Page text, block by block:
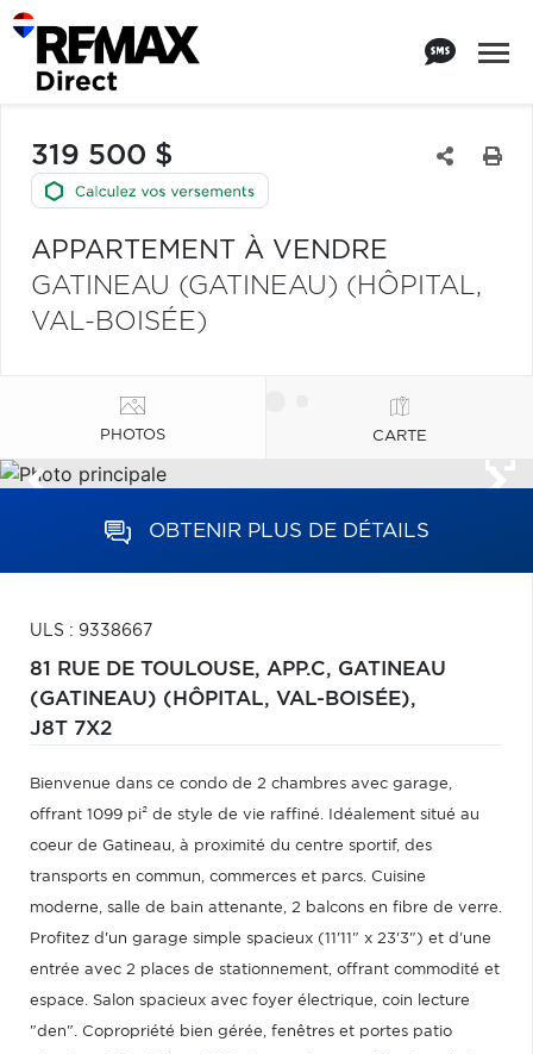
319 500 $
APPARTEMENT À VENDRE
GATINEAU (GATINEAU) (HÔPITAL,
VAL-BOISÉE)
PHOTOS CARTE
OBTENIR PLUS DE DÉTAILS
ULS : 9338667
81 RUE DE TOULOUSE, APP.C, GATINEAU
(GATINEAU) (HÔPITAL, VAL-BOISÉE),
J8T 7X2
Bienvenue dans ce condo de 2 chambres avec garage,
offrant 1099 pi² de style de vie raffiné. Idéalement situé au
coeur de Gatineau, à proximité du centre sportif, des
transports en commun, commerces et parcs. Cuisine
moderne, salle de bain attenante, 2 balcons en fibre de verre.
Profitez d'un garage simple spacieux (11'11" x 23'3") et d'une
entrée avec 2 places de stationnement, offrant commodité et
espace. Salon spacieux avec foyer électrique, coin lecture
"den". Copropriété bien gérée, fenêtres et portes patio